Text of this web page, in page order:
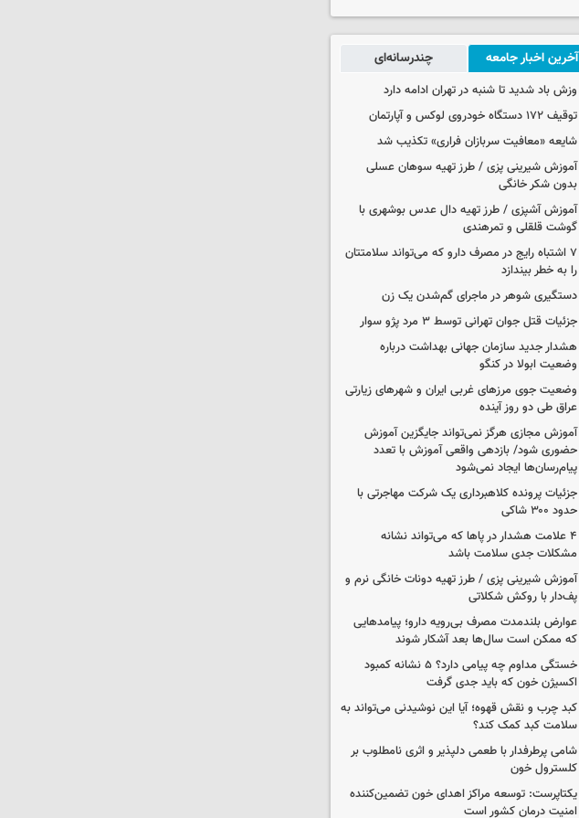
آخرین اخبار جامعه چندرسانه‌ای
وزش باد شدید تا شنبه در تهران ادامه دارد
توقیف ۱۷۲ دستگاه خودروی لوکس و آپارتمان
شایعه «معافیت سربازان فراری» تکذیب شد
آموزش شیرینی پزی / طرز تهیه سوهان عسلی
بدون شکر خانگی
آموزش آشپزی / طرز تهیه دال عدس بوشهری با
گوشت قلقلی و تمرهندی
۷ اشتباه رایج در مصرف دارو که می‌تواند سلامتتان
را به خطر بیندازد
دستگیری شوهر در ماجرای گم‌شدن یک زن
جزئیات قتل جوان تهرانی توسط ۳ مرد پژو سوار
هشدار جدید سازمان جهانی بهداشت درباره
وضعیت ابولا در کنگو
وضعیت جوی مرزهای غربی ایران و شهرهای زیارتی
عراق طی دو روز آینده
آموزش مجازی هرگز نمی‌تواند جایگزین آموزش
حضوری شود/ بازدهی واقعی آموزش با تعدد
پیام‌رسان‌ها ایجاد نمی‌شود
جزئیات پرونده کلاهبرداری یک شرکت مهاجرتی با
حدود ۳۰۰ شاکی
۴ علامت هشدار در پاها که می‌تواند نشانه
مشکلات جدی سلامت باشد
آموزش شیرینی پزی / طرز تهیه دونات خانگی نرم و
پف‌دار با روکش شکلاتی
عوارض بلندمدت مصرف بی‌رویه دارو؛ پیامدهایی
که ممکن است سال‌ها بعد آشکار شوند
خستگی مداوم چه پیامی دارد؟ ۵ نشانه کمبود
اکسیژن خون که باید جدی گرفت
کبد چرب و نقش قهوه؛ آیا این نوشیدنی می‌تواند به
سلامت کبد کمک کند؟
شامی پرطرفدار با طعمی دلپذیر و اثری نامطلوب بر
کلسترول خون
یکتاپرست: توسعه مراکز اهدای خون تضمین‌کننده
امنیت درمان کشور است